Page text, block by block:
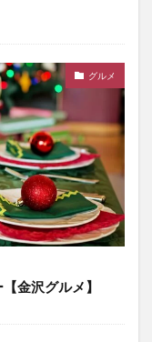
グルメ
金沢グルメ】